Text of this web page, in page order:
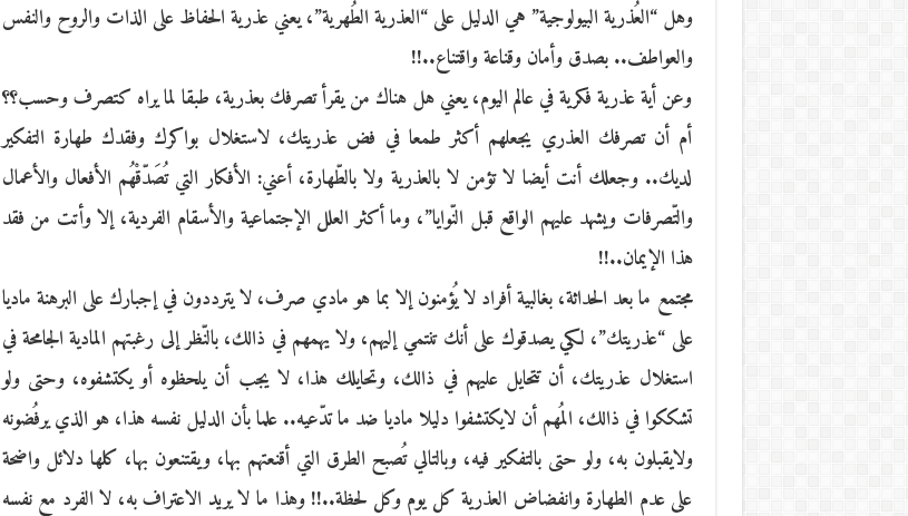
وهل “العُذرية البيولوجية” هي الدليل على “العذرية الطُهرية”، يعني عذرية الحفاظ على الذات والروح والنفس
والعواطف.. بصدق وأمان وقناعة واقتناع..!!
وعن أية عذرية فكرية في عالم اليوم، يعني هل هناك من يقرأ تصرفك بعذرية، طبقا لما يراه كتصرف وحسب؟؟
أم أن تصرفك العذري يجعلهم أكثر طمعا في فض عذريتك، لاستغلال بواكرك وفقدك طهارة التفكير
لديك.. وجعلك أنت أيضا لا تؤمن لا بالعذرية ولا بالطّهارة، أعني: الأفكار التي تُصَدّقْهُم الأفعال والأعمال
والتّصرفات ويشهد عليهم الواقع قبل النّوايا”، وما أكثر العلل الإجتماعية والأسقام الفردية، إلا وأتت من فقد
هذا الإيمان..!!
مجتمع ما بعد الحداثة، بغالبية أفراد لا يُؤمنون إلا بما هو مادي صرف، لا يترددون في إجبارك على البرهنة ماديا
على “عذريتك”، لكي يصدقوك على أنك تنتمي إليهم، ولا يهمهم في ذالك، بالنّظر إلى رغبتهم المادية الجامحة في
استغلال عذريتك، أن تتحايل عليهم في ذالك، وتحايلك هذا، لا يجب أن يلحظوه أو يكتشفوه، وحتى ولو
تشككوا في ذالك، المُهم أن لايكتشفوا دليلا ماديا ضد ما تدّعيه.. علما بأن الدليل نفسه هذا، هو الذي يرفُضونه
ولايقبلون به، ولو حتى بالتفكير فيه، وبالتالي تُصبح الطرق التي أقنعتهم بها، ويقتنعون بها، كلها دلائل واضحة
على عدم الطهارة وانفضاض العذرية كل يوم وكل لحظة..!! وهذا ما لا يريد الاعتراف به، لا الفرد مع نفسه